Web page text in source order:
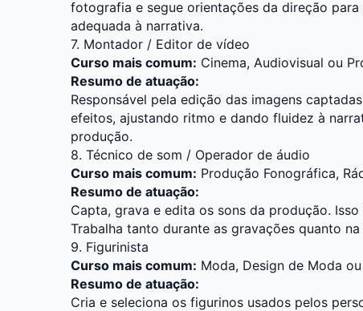
fotografia e segue orientações da direção
adequada à narrativa.
7. Montador / Editor de vídeo
Curso mais comum: Cinema, Audiovisual ou
Resumo de atuação:
Responsável pela edição das imagens
efeitos, ajustando ritmo e dando fluidez à
produção.
8. Técnico de som / Operador de áudio
Curso mais comum: Produção Fonográfica,
Resumo de atuação:
Capta, grava e edita os sons da produção.
Trabalha tanto durante as gravações quanto
9. Figurinista
Curso mais comum: Moda, Design de Moda
Resumo de atuação:
Cria e seleciona os figurinos usados pelos